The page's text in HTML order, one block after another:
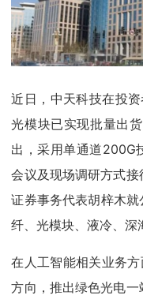
近日，中天科技在投
光模块已实现批量出
出，采用单通道200G
会议及现场调研方式接
证券事务代表胡梓木
纤、光模块、液冷、深
在人工智能相关业务
方向，推出绿色光电